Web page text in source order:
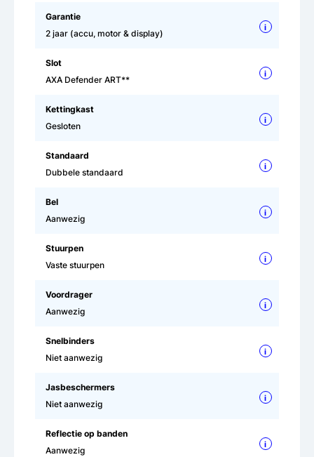
Garantie
2 jaar (accu, motor & display)
i
Slot
AXA Defender ART**
i
Kettingkast
Gesloten
i
Standaard
Dubbele standaard
i
Bel
Aanwezig
i
Stuurpen
Vaste stuurpen
i
Voordrager
Aanwezig
i
Snelbinders
Niet aanwezig
i
Jasbeschermers
Niet aanwezig
i
Reflectie op banden
Aanwezig
i